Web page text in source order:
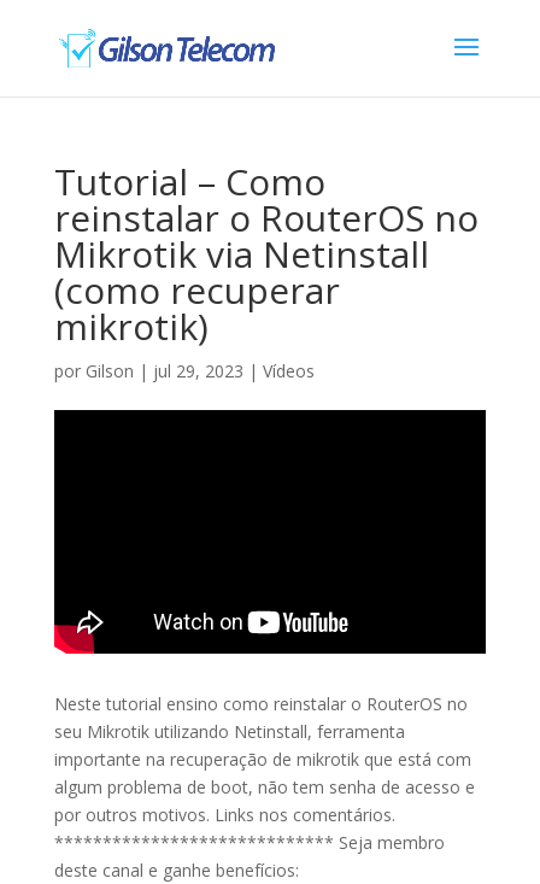
Tutorial – Como
reinstalar o RouterOS no
Mikrotik via Netinstall
(como recuperar
mikrotik)
por Gilson | jul 29, 2023 | Vídeos
Neste tutorial ensino como reinstalar o RouterOS no
seu Mikrotik utilizando Netinstall, ferramenta
importante na recuperação de mikrotik que está com
algum problema de boot, não tem senha de acesso e
por outros motivos. Links nos comentários.
***************************** Seja membro
deste canal e ganhe benefícios: